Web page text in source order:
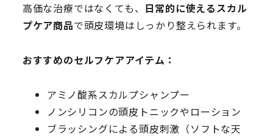
高価な治療ではなくても、 日常的に使えるスカル
プケア商品で頭皮環境はしっかり整えられます。
おすすめのセルフケアアイテム：
アミノ酸系スカルプシャンプー
ノンシリコンの頭皮トニックやローション
ブラッシングによる頭皮刺激（ソフトな天